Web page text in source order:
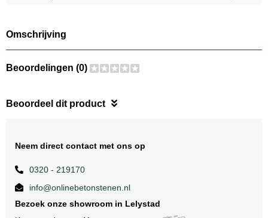
Omschrijving
Beoordelingen (0)
Beoordeel dit product
Neem direct contact met ons op
0320 - 219170
info@onlinebetonstenen.nl
Bezoek onze showroom in Lelystad